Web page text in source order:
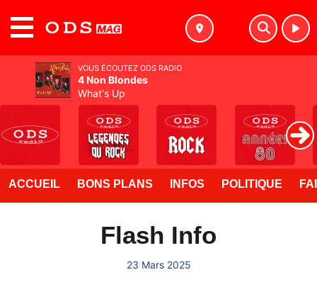
ACCUEIL BONS PLANS INFOS POLITIQUE
Flash Info
23 Mars 2025
VOUS ÉCOUTEZ ODS RADIO
4 Non Blondes
What's Up